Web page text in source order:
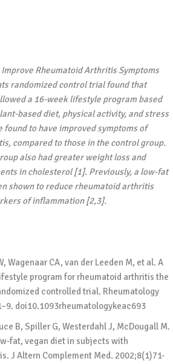
Rheumatoid Arthritis Symptoms
randomized control trial found that
a 16-week lifestyle program based
based diet, physical activity, and stress
found to have improved symptoms of
compared to those in the control group.
also had greater weight loss and
in cholesterol [1]. Previously, a low-fat
shown to reduce rheumatoid arthritis
of inflammation [2,3].
Wagenaar CA, van der Leeden M, et al. A
program for rheumatoid arthritis the
controlled trial. Rheumatology
doi10.1093rheumatologykeac693
B, Spiller G, Westerdahl J, McDougall M.
fat, vegan diet in subjects with
J Altern Complement Med. 2002;8(1)71-